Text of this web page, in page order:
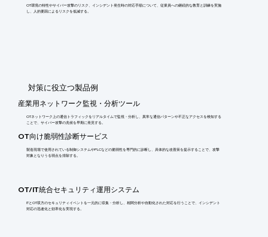
OT環境の特性やサイバー攻撃のリスク、インシデント発生時の対応手順について、従業員への継続的な教育と訓練を実施
し、人的要因によるリスクを低減する。
​対策に役立つ製品例
産業用ネットワーク監視・分析ツール
OTネットワーク上の通信トラフィックをリアルタイムで監視・分析し、異常な通信パターンや不正なアクセスを検知する
ことで、サイバー攻撃の兆候を早期に発見する。
OT向け脆弱性診断サービス
製造現場で使用されている制御システムやPLCなどの脆弱性を専門的に診断し、具体的な改善策を提示することで、攻撃
対象となりうる弱点を排除する。
OT/IT統合セキュリティ運用システム
ITとOT双方のセキュリティイベントを一元的に収集・分析し、相関分析や自動化された対応を行うことで、インシデント
対応の迅速化と効率化を実現する。